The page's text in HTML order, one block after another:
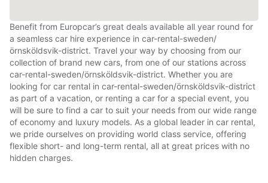
Benefit from Europcar’s great deals available all year round for
a seamless car hire experience in car-rental-sweden/
örnsköldsvik-district. Travel your way by choosing from our
collection of brand new cars, from one of our stations across
car-rental-sweden/örnsköldsvik-district. Whether you are
looking for car rental in car-rental-sweden/örnsköldsvik-district
as part of a vacation, or renting a car for a special event, you
will be sure to find a car to suit your needs from our wide range
of economy and luxury models. As a global leader in car rental,
we pride ourselves on providing world class service, offering
flexible short- and long-term rental, all at great prices with no
hidden charges.